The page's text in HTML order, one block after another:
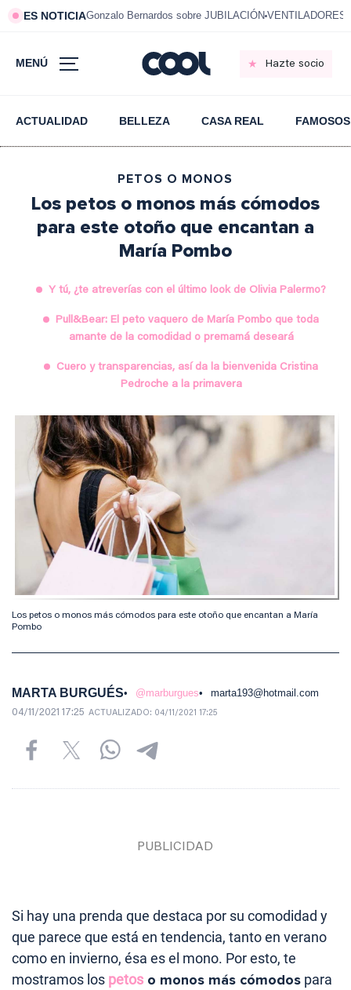
ES NOTICIAGonzalo Bernardos sobre JUBILACIÓN VENTILADORES
MENÚ Hazte socio
ACTUALIDAD BELLEZA CASA REAL FAMOSOS
PETOS O MONOS
Los petos o monos más cómodos
para este otoño que encantan a
María Pombo
Y tú, ¿te atreverías con el último look de Olivia Palermo?
Pull&Bear: El peto vaquero de María Pombo que toda
amante de la comodidad o premamá deseará
Cuero y transparencias, así da la bienvenida Cristina
Pedroche a la primavera
Los petos o monos más cómodos para este otoño que encantan a María
Pombo
MARTA BURGUÉS @marburgues marta193@hotmail.com
04/11/2021 17:25 ACTUALIZADO: 04/11/2021 17:25
Si hay una prenda que destaca por su comodidad y
que parece que está en tendencia, tanto en verano
como en invierno, ésa es el mono. Por esto, te
mostramos los petos o monos más cómodos para